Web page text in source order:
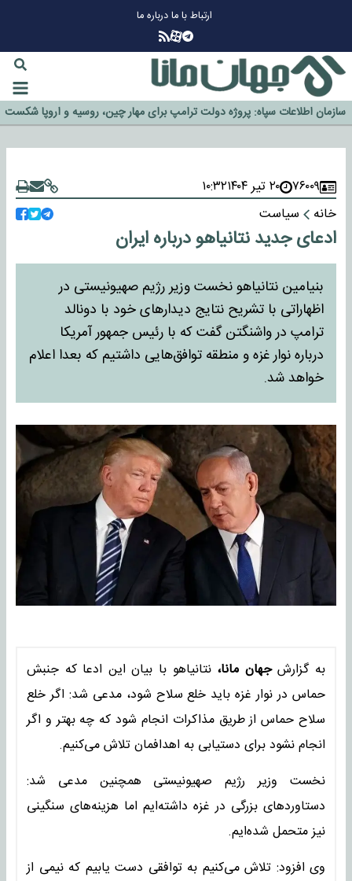
ارتباط با مادرباره ما
گزینه جدایی اوسمار روی میز مدیران پرسپولیس
آیا رئیس جمهور آمریکا قانون را دور می‌زند؟
اخراج رسمی چهره نامدار از پرسپولیس
سازمان اطلاعات سپاه: پروژه دولت ترامپ برای مهار چین، روسیه و اروپا شکست
خورد
۷۶۰۰۹ ۲۰ تیر ۱۴۰۴
۱۰:۳۲
خانه
سیاست
ادعای جدید نتانیاهو درباره ایران
بنیامین نتانیاهو نخست وزیر رژیم صهیونیستی در
اظهاراتی با تشریح نتایج دیدارهای خود با دونالد
ترامپ در واشنگتن گفت که با رئیس جمهور آمریکا
درباره نوار غزه و منطقه توافق‌هایی داشتیم که بعدا اعلام
خواهد شد.
به گزارشجهان مانا،نتانیاهو با بیان این ادعا که جنبش
حماس در نوار غزه باید خلع سلاح شود، مدعی شد: اگر خلع
سلاح حماس از طریق مذاکرات انجام شود که چه بهتر و اگر
انجام نشود برای دستیابی به اهدافمان تلاش می‌کنیم.
نخست وزیر رژیم صهیونیستی همچنین مدعی شد:
دستاوردهای بزرگی در غزه داشته‌ایم اما هزینه‌های سنگینی
نیز متحمل شده‌ایم.
وی افزود: تلاش می‌کنیم به توافقی دست یابیم که نیمی از